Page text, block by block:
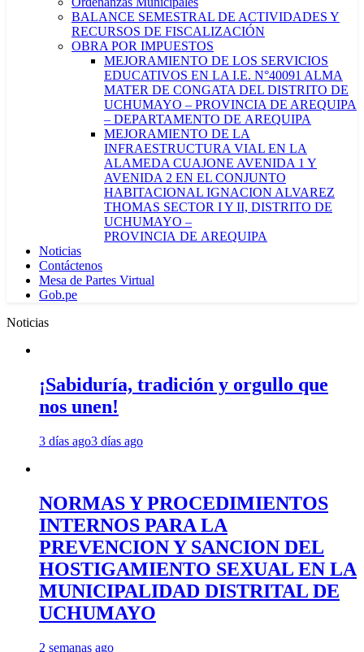
BALANCE SEMESTRAL DE ACTIVIDADES Y
RECURSOS DE FISCALIZACIÓN
OBRA POR IMPUESTOS
MEJORAMIENTO DE LOS SERVICIOS
EDUCATIVOS EN LA I.E. N°40091 ALMA
MATER DE CONGATA DEL DISTRITO DE
UCHUMAYO – PROVINCIA DE AREQUIPA
– DEPARTAMENTO DE AREQUIPA
MEJORAMIENTO DE LA
INFRAESTRUCTURA VIAL EN LA
ALAMEDA CUAJONE AVENIDA 1 Y
AVENIDA 2 EN EL CONJUNTO
HABITACIONAL IGNACION ALVAREZ
THOMAS SECTOR I Y II, DISTRITO DE
UCHUMAYO –
PROVINCIA DE AREQUIPA
Noticias
Contáctenos
Mesa de Partes Virtual
Gob.pe
Noticias
¡Sabiduría, tradición y orgullo que
nos unen!
3 días ago3 días ago
NORMAS Y PROCEDIMIENTOS
INTERNOS PARA LA
PREVENCION Y SANCION DEL
HOSTIGAMIENTO SEXUAL EN LA
MUNICIPALIDAD DISTRITAL DE
UCHUMAYO
2 semanas ago